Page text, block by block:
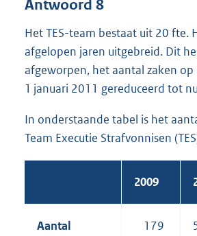
Antwoord 8
Het TES-team bestaat uit 20 fte.
afgelopen jaren uitgebreid. Dit
afgeworpen, het aantal zaken op
1 januari 2011 gereduceerd tot
In onderstaande tabel is het
Team Executie Strafvonnisen
2009
Aantal
179